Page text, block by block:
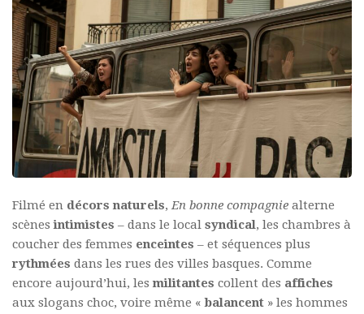
Filmé en décors naturels,En bonne compagnie alterne
scènesintimistes – dans le local syndical, les chambres à
coucher des femmes enceintes – et séquences plus
rythmées dans les rues des villes basques. Comme
encore aujourd’hui, lesmilitantes collent des affiches
aux slogans choc, voire même «balancent » les hommes